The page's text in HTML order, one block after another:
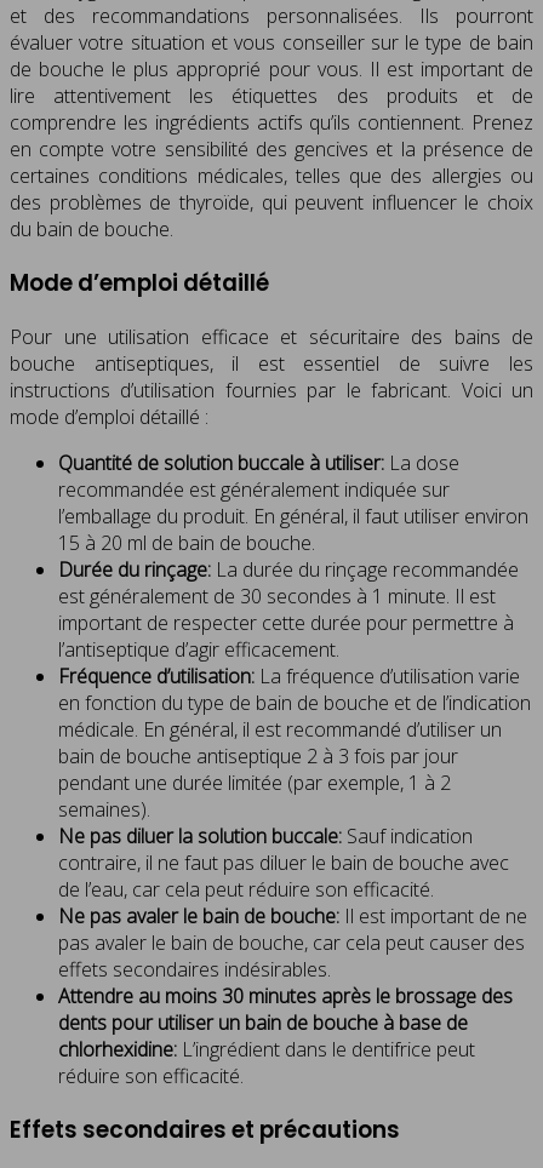
et des recommandations personnalisées. Ils pourront
évaluer votre situation et vous conseiller sur le type de bain
de bouche le plus approprié pour vous. Il est important de
lire attentivement les étiquettes des produits et de
comprendre les ingrédients actifs qu’ils contiennent. Prenez
en compte votre sensibilité des gencives et la présence de
certaines conditions médicales, telles que des allergies ou
des problèmes de thyroïde, qui peuvent influencer le choix
du bain de bouche.
Mode d’emploi détaillé
Pour une utilisation efficace et sécuritaire des bains de
bouche antiseptiques, il est essentiel de suivre les
instructions d’utilisation fournies par le fabricant. Voici un
mode d’emploi détaillé :
Quantité de solution buccale à utiliser: La dose
recommandée est généralement indiquée sur
l’emballage du produit. En général, il faut utiliser environ
15 à 20 ml de bain de bouche.
Durée du rinçage: La durée du rinçage recommandée
est généralement de 30 secondes à 1 minute. Il est
important de respecter cette durée pour permettre à
l’antiseptique d’agir efficacement.
Fréquence d’utilisation: La fréquence d’utilisation varie
en fonction du type de bain de bouche et de l’indication
médicale. En général, il est recommandé d’utiliser un
bain de bouche antiseptique 2 à 3 fois par jour
pendant une durée limitée (par exemple, 1 à 2
semaines).
Ne pas diluer la solution buccale: Sauf indication
contraire, il ne faut pas diluer le bain de bouche avec
de l’eau, car cela peut réduire son efficacité.
Ne pas avaler le bain de bouche: Il est important de ne
pas avaler le bain de bouche, car cela peut causer des
effets secondaires indésirables.
Attendre au moins 30 minutes après le brossage des
dents pour utiliser un bain de bouche à base de
chlorhexidine: L’ingrédient dans le dentifrice peut
réduire son efficacité.
Effets secondaires et précautions